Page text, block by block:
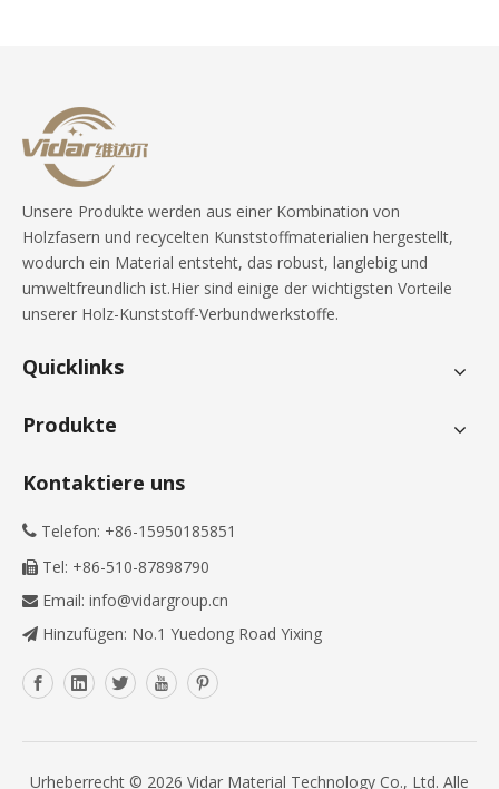
Unsere Produkte werden aus einer Kombination von
Holzfasern und recycelten Kunststoffmaterialien hergestellt,
wodurch ein Material entsteht, das robust, langlebig und
umweltfreundlich ist.Hier sind einige der wichtigsten Vorteile
unserer Holz-Kunststoff-Verbundwerkstoffe.
Quicklinks
Produkte
Kontaktiere uns
 Telefon: +86-15950185851
 Tel: +86-510-87898790
 Email: info@vidargroup.cn
 Hinzufügen: No.1 Yuedong Road Yixing
Urheberrecht © 2026 Vidar Material Technology Co., Ltd. Alle